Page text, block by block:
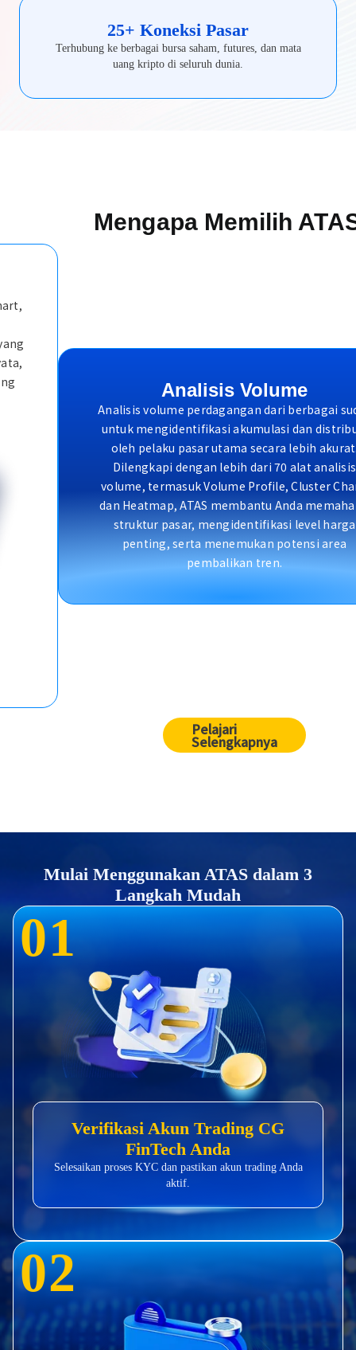
25+ Koneksi Pasar
Terhubung ke berbagai bursa saham, futures, dan mata
uang kripto di seluruh dunia.
Mengapa Memilih
Analisis Volume
Analisis volume perdagangan dari berbagai
untuk mengidentifikasi akumulasi dan
oleh pelaku pasar utama secara lebih
Dilengkapi dengan lebih dari 70 alat analisis
volume, termasuk Volume Profile, Cluster
dan Heatmap, ATAS membantu Anda
struktur pasar, mengidentifikasi level harga
penting, serta menemukan potensi area
pembalikan tren.
Pelajari
Selengkapnya
Mulai Menggunakan ATAS dalam 3
Langkah Mudah
01
Verifikasi Akun Trading CG
FinTech Anda
Selesaikan proses KYC dan pastikan akun trading Anda
aktif.
02